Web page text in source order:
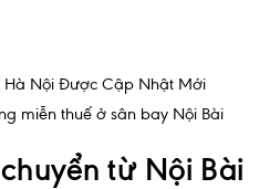
Hà Nội Được Cập Nhật Mới
miễn thuế ở sân bay Nội Bài
từ Nội Bài